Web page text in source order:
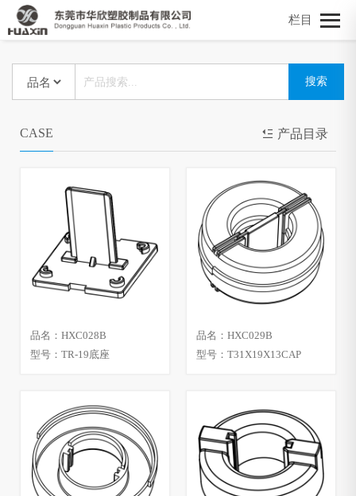
栏目
CASE 产品目录
品名：HXC028B
型号：TR-19底座
品名：HXC029B
型号：T31X19X13CAP